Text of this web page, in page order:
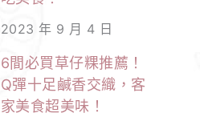
2023 年 9 月 4 日
6間必買草仔粿推薦！
Q彈十足鹹香交織，客
家美食超美味！